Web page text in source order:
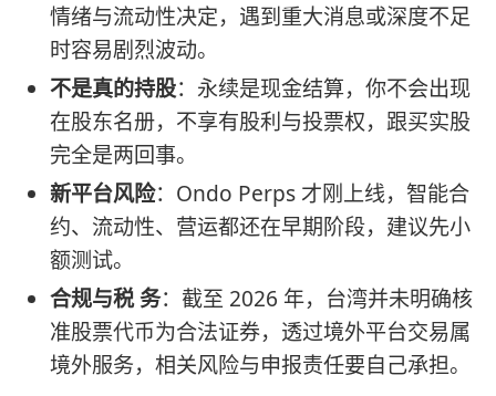
情绪与流动性决定，遇到重大消息或深度不足
时容易剧烈波动。
不是真的持股：永续是现金结算，你不会出现
在股东名册，不享有股利与投票权，跟买实股
完全是两回事。
新平台风险：Ondo Perps 才刚上线，智能合
约、流动性、营运都还在早期阶段，建议先小
额测试。
合规与税 务：截至 2026 年，台湾并未明确核
准股票代币为合法证券，透过境外平台交易属
境外服务，相关风险与申报责任要自己承担。